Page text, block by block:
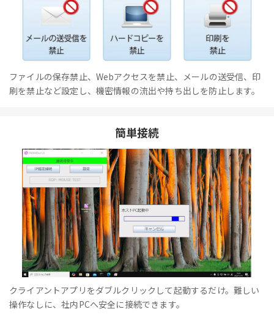
ファイルの保存禁止、Webアクセスを禁止、メールの送受信、印
刷を禁止など設定し、機密情報の流出や持ち出しを防止します。
簡単接続
クライアントアプリをダブルクリックして起動するだけ。難しい
操作なしに、社内PCへ安全に接続できます。